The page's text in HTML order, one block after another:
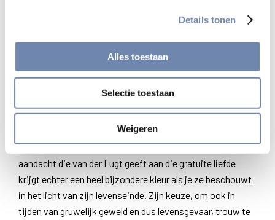
Details tonen
Alles toestaan
Selectie toestaan
Weigeren
diepten van hun kwaad en dompelt Hij hen onder in het
duisternis van het kwaad verjagen in hun zielen. …
Christus was in zijn dood aan het kruis als een
bloeiende tak die zijn zoete geur aan alle mensen gaf,
zelfs aan diegenen die Hem afsnoeiden.
In het licht van zijn levenseinde
Op zich is dit niet nieuw of origineel. De permante
aandacht die van der Lugt geeft aan die gratuite liefde
krijgt echter een heel bijzondere kleur als je ze beschouwt
in het licht van zijn levenseinde. Zijn keuze, om ook in
tijden van gruwelijk geweld en dus levensgevaar, trouw te